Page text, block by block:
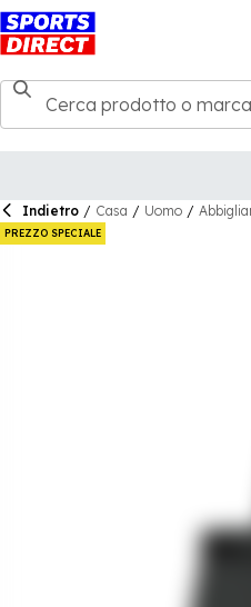
Indietro / Casa / Uomo /
PREZZO SPECIALE